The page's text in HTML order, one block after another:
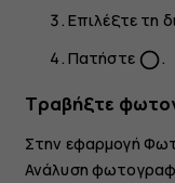
Επιλέξτε τη
Πατήστε panorama_fish_eye.
Τραβήξτε
Στην εφαρμογή
Ανάλυση